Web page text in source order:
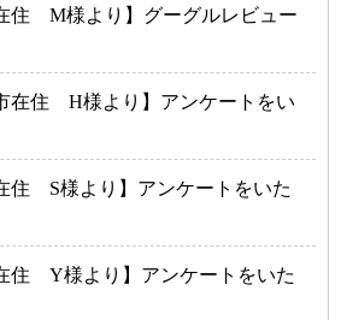
住 M様より】グーグルレビュー
在住 H様より】アンケートをい
住 S様より】アンケートをいた
住 Y様より】アンケートをいた